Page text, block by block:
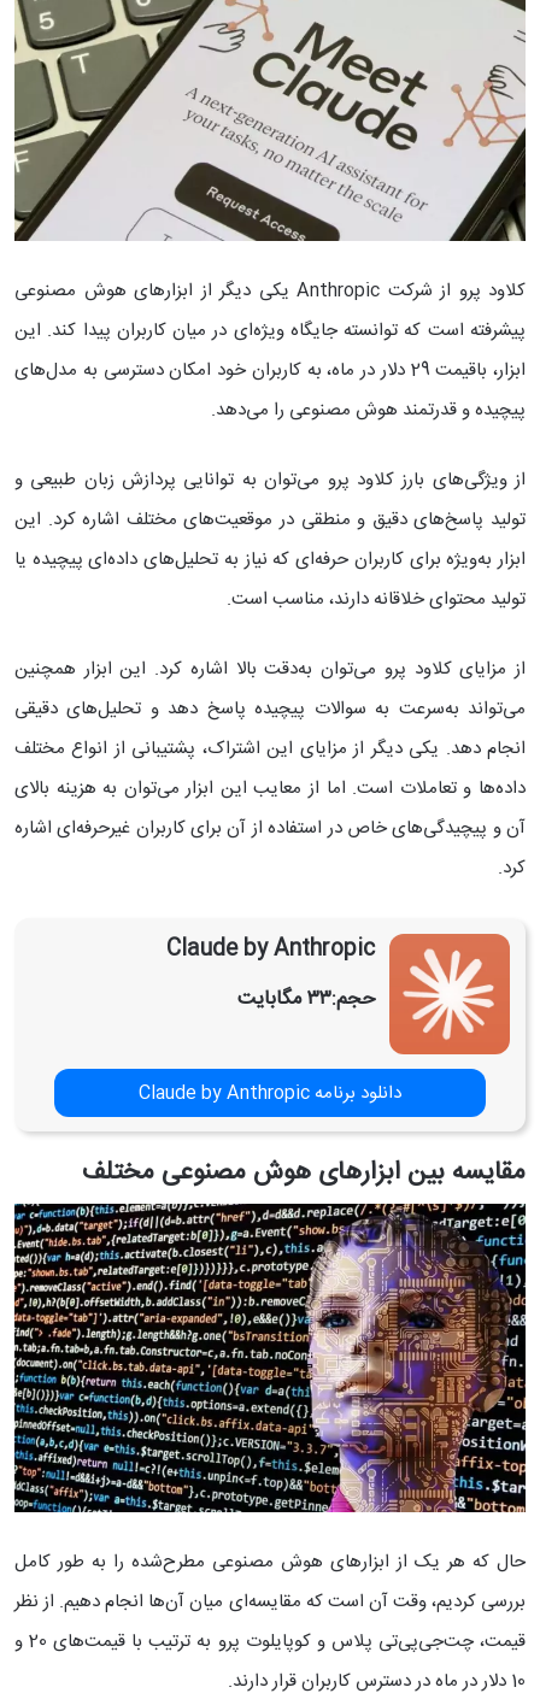
کلاود پرو از شرکت Anthropic یکی دیگر از ابزارهای هوش مصنوعی
پیشرفته است که توانسته جایگاه ویژه‌ای در میان کاربران پیدا کند. این
ابزار، باقیمت 29 دلار در ماه، به کاربران خود امکان دسترسی به مدل‌های
پیچیده و قدرتمند هوش مصنوعی را می‌دهد.
از ویژگی‌های بارز کلاود پرو می‌توان به توانایی پردازش زبان طبیعی و
تولید پاسخ‌های دقیق و منطقی در موقعیت‌های مختلف اشاره کرد. این
ابزار به‌ویژه برای کاربران حرفه‌ای که نیاز به تحلیل‌های داده‌ای پیچیده یا
تولید محتوای خلاقانه دارند، مناسب است.
از مزایای کلاود پرو می‌توان به‌دقت بالا اشاره کرد. این ابزار همچنین
می‌تواند به‌سرعت به سوالات پیچیده پاسخ دهد و تحلیل‌های دقیقی
انجام دهد. یکی دیگر از مزایای این اشتراک، پشتیبانی از انواع مختلف
داده‌ها و تعاملات است. اما از معایب این ابزار می‌توان به هزینه بالای
آن و پیچیدگی‌های خاص در استفاده از آن برای کاربران غیرحرفه‌ای اشاره
کرد.
Claude by Anthropic
حجم:۳۳ مگابایت
دانلود برنامه ​​Claude by Anthropic
مقایسه بین ابزارهای هوش مصنوعی مختلف
حال که هر یک از ابزارهای هوش مصنوعی مطرح‌شده را به طور کامل
بررسی کردیم، وقت آن است که مقایسه‌ای میان آن‌ها انجام دهیم. از نظر
قیمت، چت‌جی‌پی‌تی پلاس و کوپایلوت پرو به ترتیب با قیمت‌های 20 و
10 دلار در ماه در دسترس کاربران قرار دارند.